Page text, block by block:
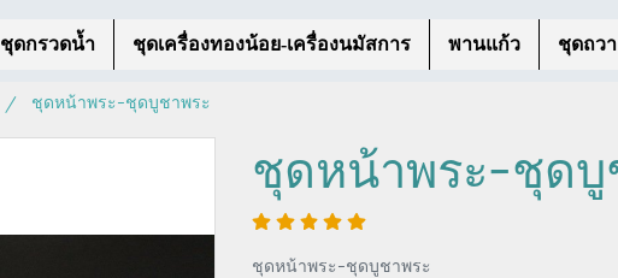
ชุดกรวดน้ำ ชุดเครื่องทองน้อย-เครื่องนมัสการ พานแก้ว ชุดถว
ชุดหน้าพระ-ชุดบูชาพระ
ชุดหน้าพระ-ชุดบู
ชุดหน้าพระ-ชุดบูชาพระ